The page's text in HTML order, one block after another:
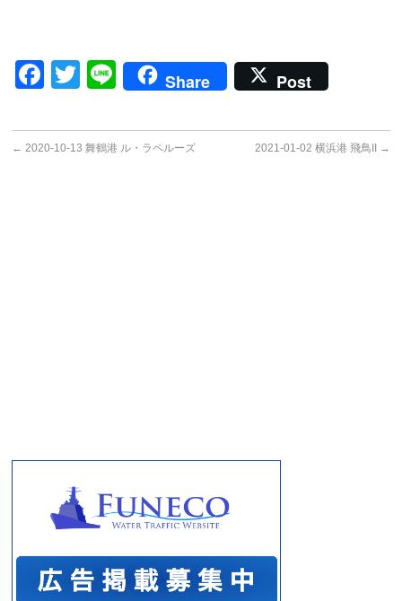
Facebook
Twitter
LineShare Post
← 2020-10-13 舞鶴港 ル・ラペルーズ 2021-01-02 横浜港 飛鳥II →